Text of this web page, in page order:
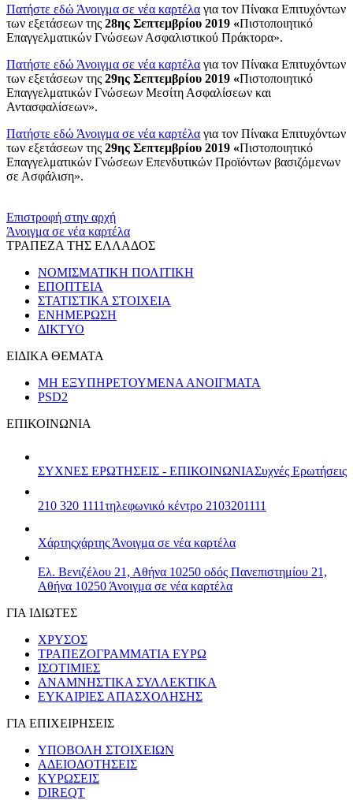
Πατήστε εδώ Άνοιγμα σε νέα καρτέλα για τον Πίνακα Επιτυχόντων
των εξετάσεων της 28ης Σεπτεμβρίου 2019 «Πιστοποιητικό
Επαγγελματικών Γνώσεων Ασφαλιστικού Πράκτορα».
Πατήστε εδώ Άνοιγμα σε νέα καρτέλα για τον Πίνακα Επιτυχόντων
των εξετάσεων της 29ης Σεπτεμβρίου 2019 «Πιστοποιητικό
Επαγγελματικών Γνώσεων Μεσίτη Ασφαλίσεων και
Αντασφαλίσεων».
Πατήστε εδώ Άνοιγμα σε νέα καρτέλα για τον Πίνακα Επιτυχόντων
των εξετάσεων της 29ης Σεπτεμβρίου 2019 «Πιστοποιητικό
Επαγγελματικών Γνώσεων Επενδυτικών Προϊόντων βασιζόμενων
σε Ασφάλιση».
Επιστροφή στην αρχή
Άνοιγμα σε νέα καρτέλα
ΤΡΑΠΕΖΑ ΤΗΣ ΕΛΛΑΔΟΣ
ΝΟΜΙΣΜΑΤΙΚΗ ΠΟΛΙΤΙΚΗ
ΕΠΟΠΤΕΙΑ
ΣΤΑΤΙΣΤΙΚΑ ΣΤΟΙΧΕΙΑ
ΕΝΗΜΕΡΩΣΗ
ΔΙΚΤΥΟ
ΕΙΔΙΚΑ ΘΕΜΑΤΑ
ΜΗ ΕΞΥΠΗΡΕΤΟΥΜΕΝΑ ΑΝΟΙΓΜΑΤΑ
PSD2
ΕΠΙΚΟΙΝΩΝΙΑ
ΣΥΧΝΕΣ ΕΡΩΤΗΣΕΙΣ - ΕΠΙΚΟΙΝΩΝΙΑΣυχνές Ερωτήσεις
210 320 1111τηλεφωνικό κέντρο 2103201111
Χάρτηςχάρτης Άνοιγμα σε νέα καρτέλα
Ελ. Βενιζέλου 21, Αθήνα 10250 οδός Πανεπιστημίου 21,
Αθήνα 10250 Άνοιγμα σε νέα καρτέλα
ΓΙΑ ΙΔΙΩΤΕΣ
ΧΡΥΣΟΣ
ΤΡΑΠΕΖΟΓΡΑΜΜΑΤΙΑ ΕΥΡΩ
ΙΣΟΤΙΜΙΕΣ
ΑΝΑΜΝΗΣΤΙΚΑ ΣΥΛΛΕΚΤΙΚΑ
ΕΥΚΑΙΡΙΕΣ ΑΠΑΣΧΟΛΗΣΗΣ
ΓΙΑ ΕΠΙΧΕΙΡΗΣΕΙΣ
ΥΠΟΒΟΛΗ ΣΤΟΙΧΕΙΩΝ
ΑΔΕΙΟΔΟΤΗΣΕΙΣ
ΚΥΡΩΣΕΙΣ
DIREQT